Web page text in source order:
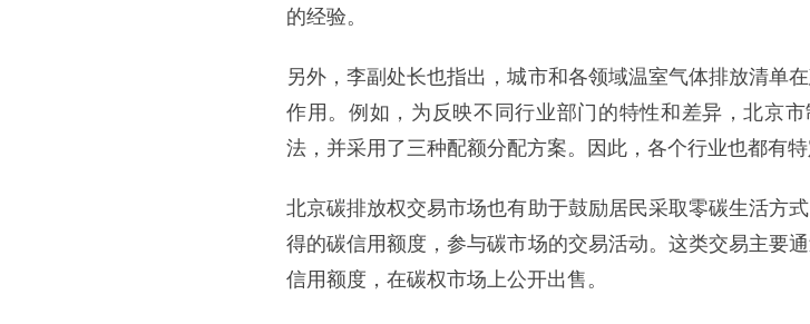
的经验。
另外，李副处长也指出，城市和各领域温室气体排放清单
作用。例如，为反映不同行业部门的特性和差异，北京
法，并采用了三种配额分配方案。因此，各个行业也都有
北京碳排放权交易市场也有助于鼓励居民采取零碳生活方
得的碳信用额度，参与碳市场的交易活动。这类交易主要
信用额度，在碳权市场上公开出售。